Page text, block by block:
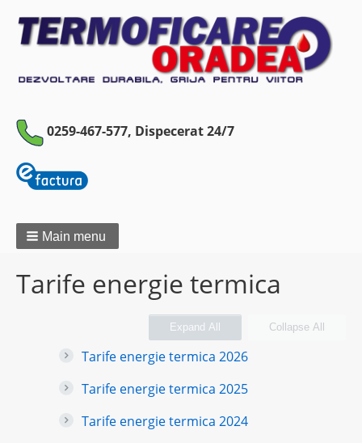
0259-467-577, Dispecerat 24/7
Main menu
Tarife energie termica
Collapse All
Expand All
Tarife energie termica 2026
Tarife energie termica 2025
Tarife energie termica 2024